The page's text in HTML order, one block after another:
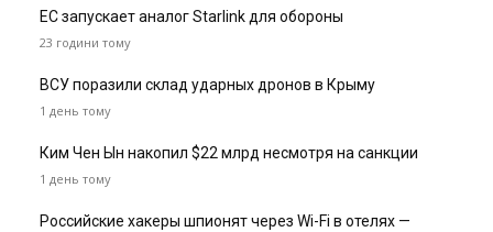
ЕС запускает аналог Starlink для обороны
23 години тому
ВСУ поразили склад ударных дронов в Крыму
1 день тому
Ким Чен Ын накопил $22 млрд несмотря на санкции
1 день тому
Российские хакеры шпионят через Wi-Fi в отелях —